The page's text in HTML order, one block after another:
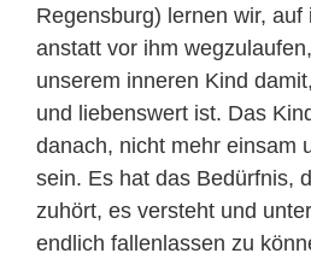
Regensburg) lernen wir, auf
anstatt vor ihm
unserem inneren Kind
und liebenswert ist. Das
danach, nicht mehr einsam
sein. Es hat das Bedürfnis,
zuhört, es versteht und
endlich fallenlassen zu